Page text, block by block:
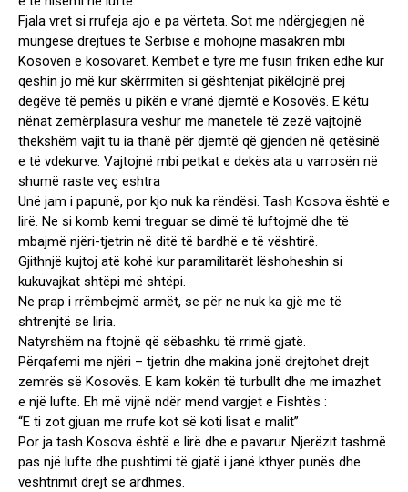
Fjala vret si rrufeja ajo e pa vërteta. Sot me ndërgjegjen në
mungëse drejtues të Serbisë e mohojnë masakrën mbi
Kosovën e kosovarët. Këmbët e tyre më fusin frikën edhe kur
qeshin jo më kur skërrmiten si gështenjat pikëlojnë prej
degëve të pemës u pikën e vranë djemtë e Kosovës. E këtu
nënat zemërplasura veshur me manetele të zezë vajtojnë
thekshëm vajit tu ia thanë për djemtë që gjenden në qetësinë
e të vdekurve. Vajtojnë mbi petkat e dekës ata u varrosën në
shumë raste veç eshtra
Unë jam i papunë, por kjo nuk ka rëndësi. Tash Kosova është e
lirë. Ne si komb kemi treguar se dimë të luftojmë dhe të
mbajmë njëri-tjetrin në ditë të bardhë e të vështirë.
Gjithnjë kujtoj atë kohë kur paramilitarët lëshoheshin si
kukuvajkat shtëpi më shtëpi.
Ne prap i rrëmbejmë armët, se për ne nuk ka gjë me të
shtrenjtë se liria.
Natyrshëm na ftojnë që sëbashku të rrimë gjatë.
Përqafemi me njëri – tjetrin dhe makina jonë drejtohet drejt
zemrës së Kosovës. E kam kokën të turbullt dhe me imazhet
e një lufte. Eh më vijnë ndër mend vargjet e Fishtës :
“E ti zot gjuan me rrufe kot së koti lisat e malit”
Por ja tash Kosova është e lirë dhe e pavarur. Njerëzit tashmë
pas një lufte dhe pushtimi të gjatë i janë kthyer punës dhe
vështrimit drejt së ardhmes.